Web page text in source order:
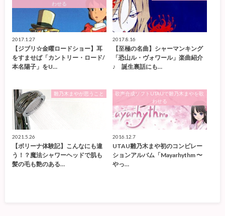
わせる
2017.1.27
【ジブリ☆金曜ロードショー】耳
をすませば「カントリー・ロード/
本名陽子」をU…
2017.8.16
【至極の名曲】シャーマンキング
「恐山ル・ヴォワール」楽曲紹介
♪ 誕生裏話にも…
雛乃木まやが思うこと
2021.5.26
【ボリーナ体験記】こんなにも違
う！？魔法シャワーヘッドで肌も
髪の毛も艶のある…
歌声合成ソフトUTAUで雛乃木まやを歌
わせる
2016.12.7
UTAU雛乃木まや初のコンピレー
ションアルバム「Mayarhythm 〜
やっ…